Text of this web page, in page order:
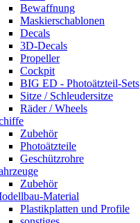
Bewaffnung
Maskierschablonen
Decals
3D-Decals
Propeller
Cockpit
BIG ED - Photoätzteil-Sets
Sitze / Schleudersitze
Räder / Wheels
Zubehör
Photoätzteile
Geschützrohre
Zubehör
Material
Plastikplatten und Profile